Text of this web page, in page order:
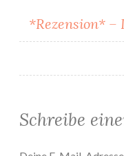
*Rezension* –
Schreibe